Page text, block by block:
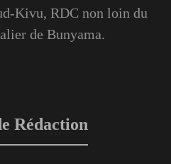
Kivu, RDC non loin du
de Bunyama.
Rédaction